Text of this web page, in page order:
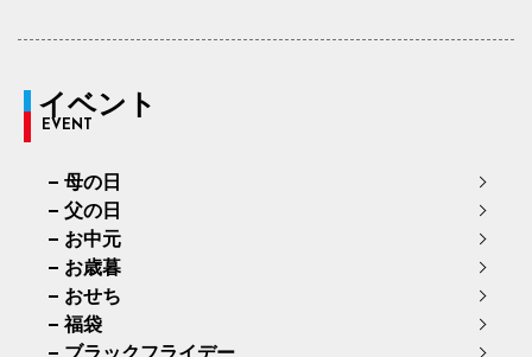
イベント
EVENT
母の日
父の日
お中元
お歳暮
おせち
福袋
ブラックフライデー